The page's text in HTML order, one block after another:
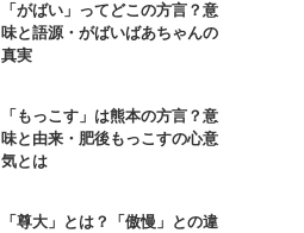
「がばい」ってどこの方言？意
味と語源・がばいばあちゃんの
真実
「もっこす」は熊本の方言？意
味と由来・肥後もっこすの心意
気とは
「尊大」とは？「傲慢」との違